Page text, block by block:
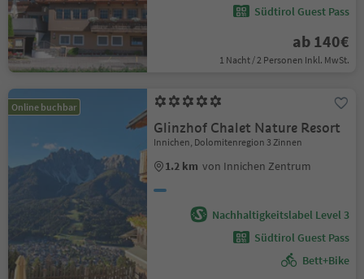
Südtirol Guest Pass
ab 140€
1 Nacht / 2 Personen Inkl. MwSt.
Online buchbar
Glinzhof Chalet Nature Resort
Innichen, Dolomitenregion 3 Zinnen
1.2 km von Innichen Zentrum
Nachhaltigkeitslabel Level 3
Südtirol Guest Pass
Bett+Bike